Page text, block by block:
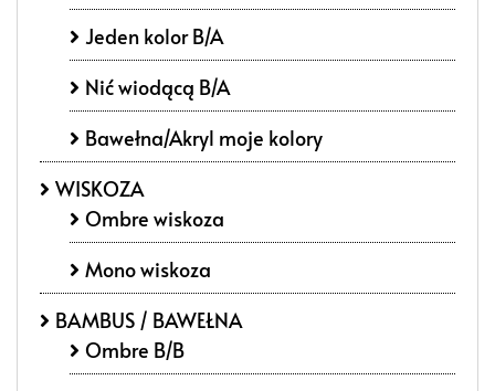
Jeden kolor B/A
Nić wiodącą B/A
Bawełna/Akryl moje kolory
WISKOZA
Ombre wiskoza
Mono wiskoza
BAMBUS / BAWEŁNA
Ombre B/B